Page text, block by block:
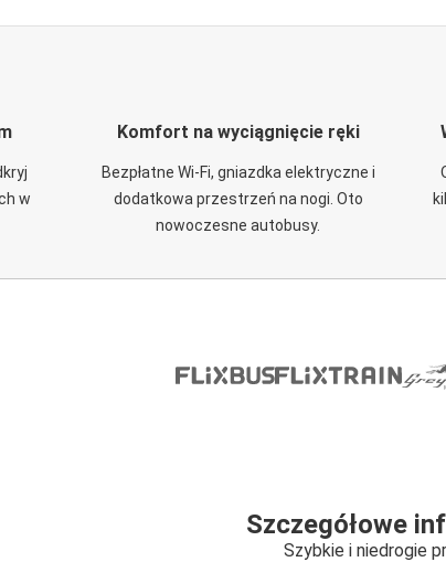
w
Komfort na wyciągnięcie ręki
Bezpłatne Wi-Fi, gniazdka elektryczne i
dodatkowa przestrzeń na nogi. Oto
nowoczesne autobusy.
Szczegółowe
Szybkie i niedrogie